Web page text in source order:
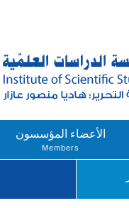
الأعضاء المؤسسون
Members